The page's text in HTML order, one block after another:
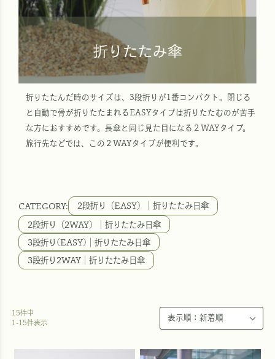
折りたたんだ時のサイズは、3段折りが1番コンパクト。閉じる
と自動で骨が折りたたまれるEASYタイプは折りたたむのが苦手
な方におすすめです。長傘と同じ見た目になる２WAYタイプ。
旅行先などでは、この２WAYタイプが便利です。
2段折り（EASY）｜折りたたみ日傘
2段折り（2WAY）｜折りたたみ日傘
3段折り(EASY)｜折りたたみ日傘
3段折り2WAY｜折りたたみ日傘
15件中
1 -15件表示